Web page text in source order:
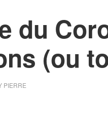
du
(ou
PIERRE